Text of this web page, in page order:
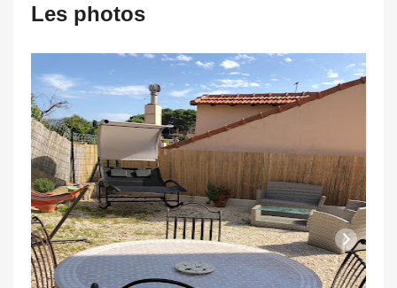
Les photos